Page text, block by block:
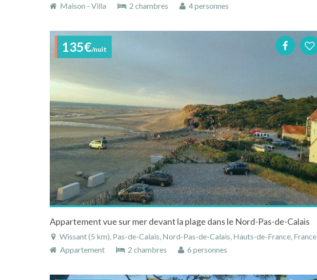
Maison - Villa
2 chambres 4 personnes
135€/nuit
Appartement vue sur mer devant la plage dans le Nord-Pas-de-Calais
Wissant (5 km), Pas-de-Calais, Nord-Pas-de-Calais, Hauts-de-France, France
Appartement
2 chambres 6 personnes